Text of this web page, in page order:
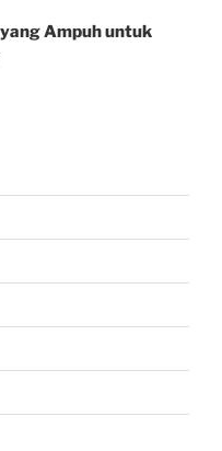
Ampuh untuk